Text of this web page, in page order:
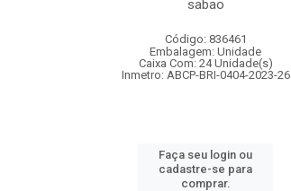
sabao
Código: 836461
Embalagem: Unidade
Caixa Com: 24 Unidade(s)
Inmetro: ABCP-BRI-0404-2023-26
Faça seu login ou
cadastre-se para
comprar.